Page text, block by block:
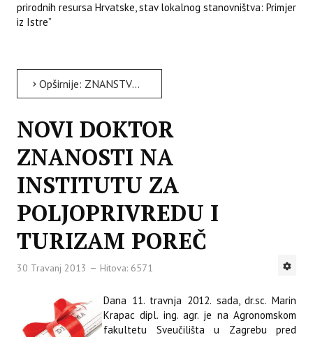
prirodnih resursa Hrvatske, stav lokalnog stanovništva: Primjer
iz Istre”
Opširnije: ZNANSTVENA PROMIDŽBA ISTRE U SVIJETU – ISTRA NA NASLOVNICI PRIZNATOG ZNANSTVENOG ČASOPISA
NOVI DOKTOR
ZNANOSTI NA
INSTITUTU ZA
POLJOPRIVREDU I
TURIZAM POREČ
30 Travanj 2013 Hitova: 6571
Dana 11. travnja 2012. sada, dr.sc. Marin
Krapac dipl. ing. agr. je na Agronomskom
fakultetu Sveučilišta u Zagrebu pred